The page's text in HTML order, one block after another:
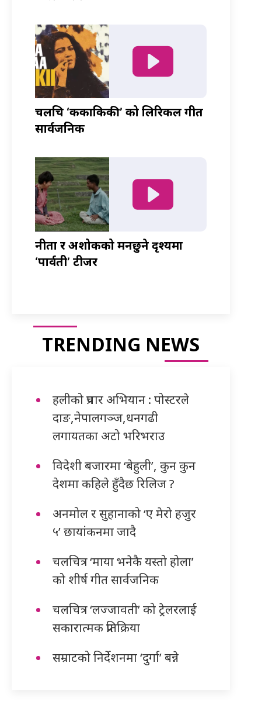
चलचित्र ‘ककाकिकी’ को लिरिकल गीत
सार्वजनिक
नीता र अशोकको मनछुने दृश्यमा
‘पार्वती’ टीजर
TRENDING NEWS
हलीको प्रचार अभियान : पोस्टरले
दाङ,नेपालगञ्ज,धनगढी
लगायतका अटो भरिभराउ
विदेशी बजारमा ‘बेहुली’, कुन कुन
देशमा कहिले हुँदैछ रिलिज ?
अनमोल र सुहानाको ‘ए मेरो हजुर
५’ छायांकनमा जादै
चलचित्र ‘माया भनेकै यस्तो होला’
को शीर्ष गीत सार्वजनिक
चलचित्र ‘लज्जावती’ को ट्रेलरलाई
सकारात्मक प्रतिक्रिया
सम्राटको निर्देशनमा ‘दुर्गा’ बन्ने